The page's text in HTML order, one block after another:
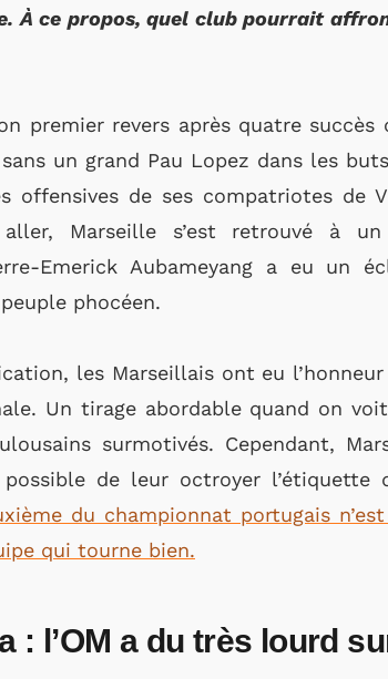
À ce propos, quel club pourrait
premier revers après quatre
un grand Pau Lopez dans les
offensives de ses compatriotes de
aller, Marseille s’est retrouvé à
Emerick Aubameyang a eu un
phocéen.
les Marseillais ont eu
Un tirage abordable quand on
surmotivés. Cependant,
de leur octroyer l’étiquette
du championnat portugais
qui tourne bien.
: l’OM a du très lourd